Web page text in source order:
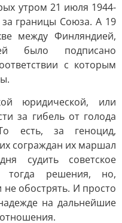
утром 21 июля 1944-
границы Союза. А 19
между Финляндией,
было подписано
с которым
юридической, или
за гибель от голода
есть, за геноцид,
сограждан их маршал
судить советское
тогда решения, но,
обострять. И просто
на дальнейшие